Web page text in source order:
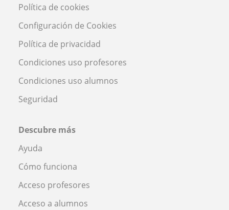
Política de cookies
Configuración de Cookies
Política de privacidad
Condiciones uso profesores
Condiciones uso alumnos
Seguridad
Descubre más
Ayuda
Cómo funciona
Acceso profesores
Acceso a alumnos